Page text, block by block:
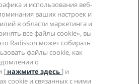
threads
twitterlinkedin
и использования веб-
ваших настроек и
в области маркетинга и
все файлы cookie», вы
Radisson может собирать
файлы cookie, как
о
[ нажмите здесь] и
cookie и связанных с ними